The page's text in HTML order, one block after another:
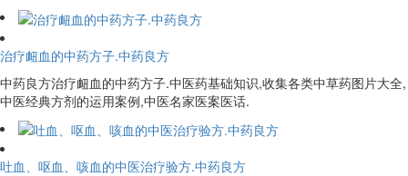
治疗衄血的中药方子.中药良方
中药良方治疗衄血的中药方子.中医药基础知识,收集各类中草药图片大全,
中医经典方剂的运用案例,中医名家医案医话.
吐血、呕血、咳血的中医治疗验方.中药良方